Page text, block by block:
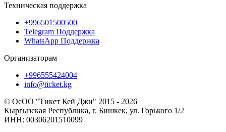
Техническая поддержка
+996501500500
Telegram Поддержка
WhatsApp Поддержка
Организаторам
+996555424004
info@ticket.kg
© ОсОО "Тикет Кей Джи" 2015 - 2026
Кыргызская Республика, г. Бишкек, ул. Горького 1/2
ИНН: 00306201510099